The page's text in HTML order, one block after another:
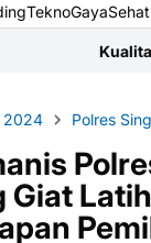
TeknoGayaSehat
Kubu Raya
2024 Polres
Giat